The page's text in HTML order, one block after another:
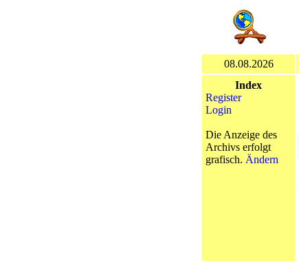
08.08.2026
Index
Register
Login
Die Anzeige des
Archivs erfolgt
grafisch. Ändern